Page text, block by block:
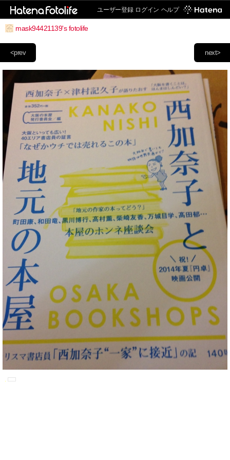
ユーザー登録 ログイン ヘルプ
mask94421139's fotolife
next>
<prev